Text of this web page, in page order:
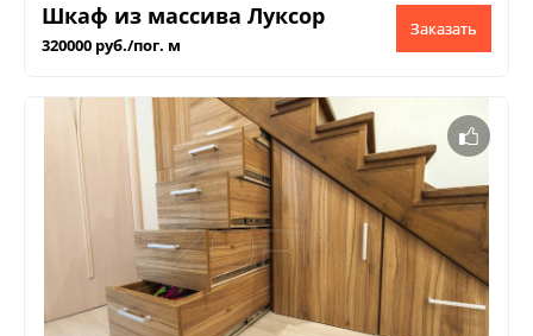
Шкаф из массива Луксор
320000 руб./пог. м
Заказать